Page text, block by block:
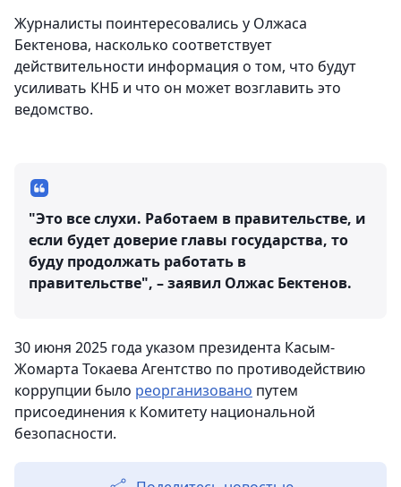
Журналисты поинтересовались у Олжаса
Бектенова, насколько соответствует
действительности информация о том, что будут
усиливать КНБ и что он может возглавить это
ведомство.
"Это все слухи. Работаем в правительстве, и
если будет доверие главы государства, то
буду продолжать работать в
правительстве", – заявил Олжас Бектенов.
30 июня 2025 года указом президента Касым-
Жомарта Токаева Агентство по противодействию
коррупции было реорганизовано путем
присоединения к Комитету национальной
безопасности.